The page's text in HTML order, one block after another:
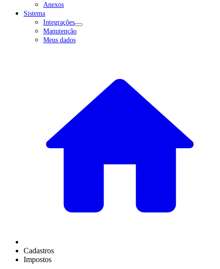
Anexos
Sistema
Integrações
Manutenção
Meus dados
Cadastros
Impostos